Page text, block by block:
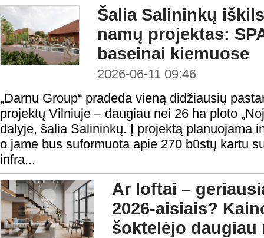
Šalia Salininkų
namų projektas:
baseinai kiemuose
2026-06-11 09:46
„Darnu Group“ pradeda vieną didžiausių
projektų Vilniuje – daugiau nei 26 ha ploto
dalyje, šalia Salininkų. Į projektą planuojama
o jame bus suformuota apie 270 būstų kartu
infra...
Ar loftai –
2026-aisiais?
šoktelėjo daugiau